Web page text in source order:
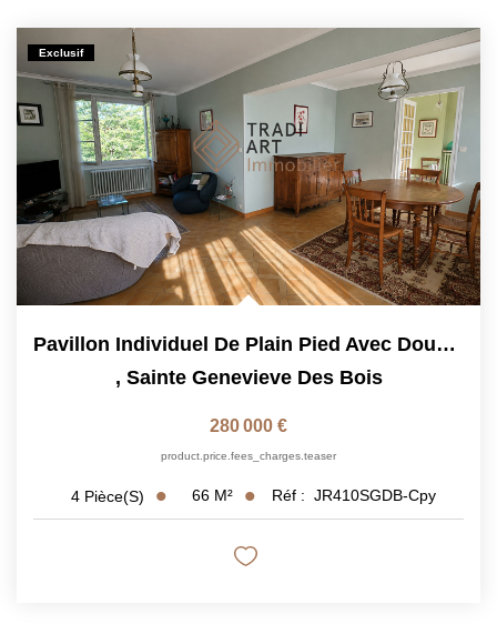
Exclusif
Pavillon Individuel De Plain Pied Avec Double Garage
, Sainte Genevieve Des Bois
280 000 €
product.price.fees_charges.teaser
4 Pièce(s) 66 M² Réf : JR410SGDB-Cpy